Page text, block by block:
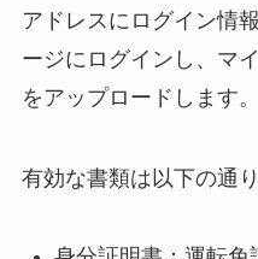
アドレスにログイン情
ージにログインし、マ
をアップロードします。
有効な書類は以下の通り